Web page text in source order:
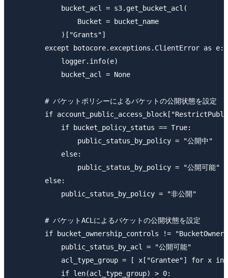
            bucket_acl = s3.get_bucket_acl(
                Bucket = bucket_name
            )["Grants"]
        except botocore.exceptions.ClientError as e:
            logger.info(e)
            bucket_acl = None
        # バケットポリシーによるバケットの公開状態を設定
if
            if bucket_policy_status == True:
                public_status_by_policy = "公開中"
            else:
                public_status_by_policy = "公開可能"
        else:
            public_status_by_policy = "非公開"
        # バケットACLによるバケットの公開状態を設定
if bucket_ownership_controls !=
            public_status_by_acl = "公開可能"
acl_type_group = [ x["Grantee"] for x
            if len(acl_type_group) > 0: